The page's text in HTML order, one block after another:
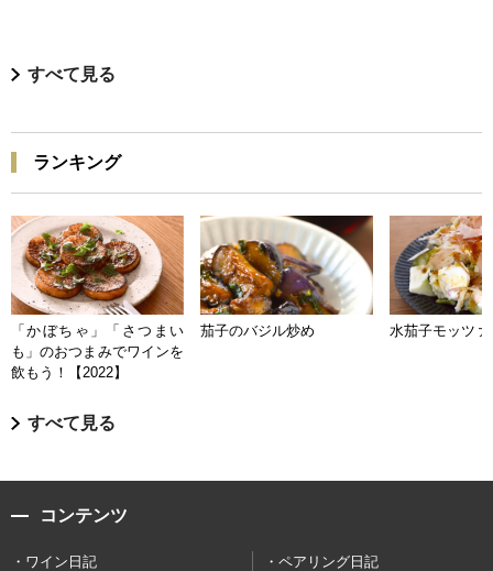
すべて見る
ランキング
「かぼちゃ」「さつまい
も」のおつまみでワインを
飲もう！【2022】
茄子のバジル炒め 水茄子モッツァ
すべて見る
コンテンツ
ワイン日記
ペアリング日記